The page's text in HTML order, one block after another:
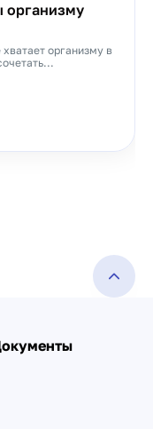
организму
организму в